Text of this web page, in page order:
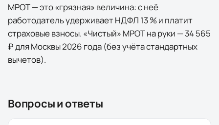
МРОТ — это «грязная» величина: с неё
работодатель удерживает НДФЛ 13 % и платит
страховые взносы. «Чистый» МРОТ на руки —34 565
₽дляМосквы2026 года (без учёта стандартных
вычетов).
Вопросы и ответы